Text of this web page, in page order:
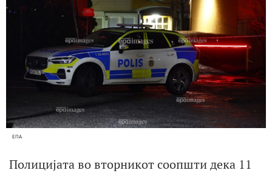
ЕПА
Полицијата во вторникот соопшти дека 11